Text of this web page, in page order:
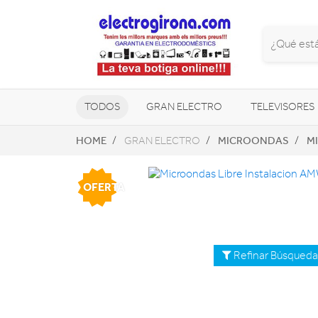
TODOS GRAN ELECTRO TELEVISORES
CLIMATIZACIÓN Y CALEFACCIÓN
HOME GRAN ELECTRO MICROONDAS
OFERTA
Refinar Búsqueda